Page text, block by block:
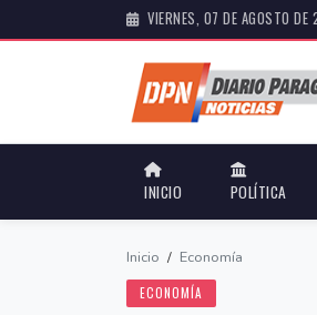
VIERNES, 07 DE AGOSTO
INICIO POLÍTICA
Inicio / Economía
ECONOMÍA